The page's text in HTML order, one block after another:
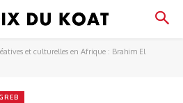
et culturelles en Afrique : Brahim El